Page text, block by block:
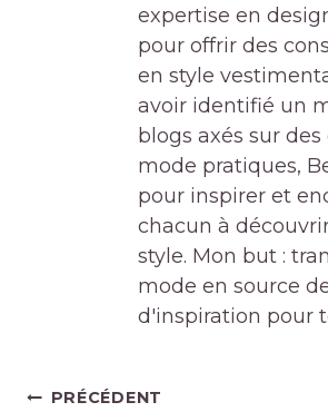
expertise en
pour offrir des
en style
avoir identifié un
blogs axés sur
mode pratiques,
pour inspirer et
chacun à
style. Mon but :
mode en source
d'inspiration pour
Navigation
PRÉCÉDENT